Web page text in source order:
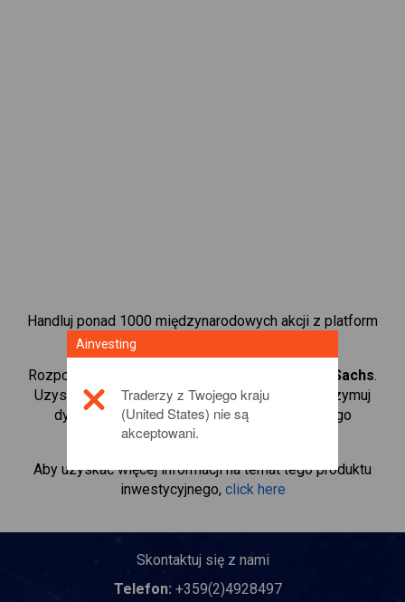
Handluj ponad 1000 międzynarodowych akcji z platform
handlową CFD od Ainvesting.
Rozpocznij handel kontraktami CFD w
Goldman Sachs.
Uzyskaj notowania w czasie rzeczywistym i otrzymuj
dywidendy tak, jak w przypadku rzeczywistego
posiadania akcji.
Aby uzyskać więcej informacji na temat tego produktu
inwestycyjnego, click here
Skontaktuj się z nami
Telefon: +359(2)4928497
Ainvesting
Traderzy z Twojego kraju
(United States) nie są
akceptowani.